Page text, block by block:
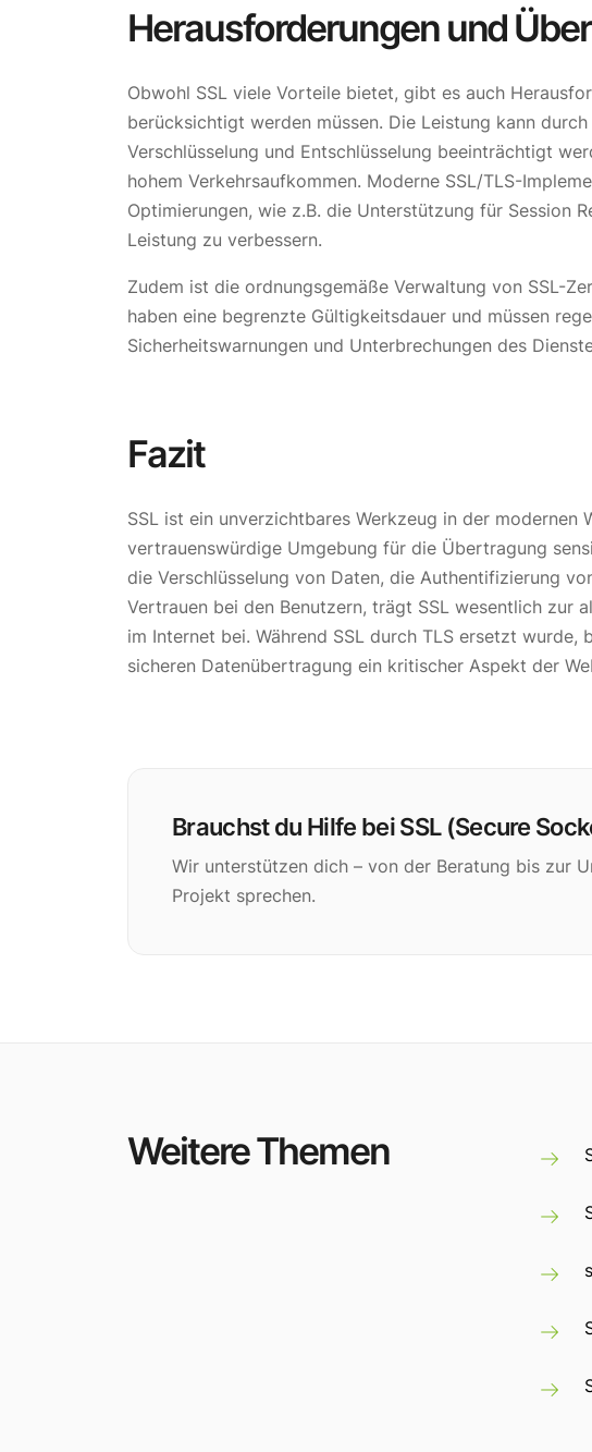
Herausforderungen und
Obwohl SSL viele Vorteile bietet, gibt es auch
berücksichtigt werden müssen. Die Leistung kann
Verschlüsselung und Entschlüsselung beeinträchtigt
hohem Verkehrsaufkommen. Moderne SSL/TLS-
Optimierungen, wie z.B. die Unterstützung für Session
Leistung zu verbessern.
Zudem ist die ordnungsgemäße Verwaltung von SSL-
haben eine begrenzte Gültigkeitsdauer und müssen
Sicherheitswarnungen und Unterbrechungen des
Fazit
SSL ist ein unverzichtbares Werkzeug in der modernen
vertrauenswürdige Umgebung für die Übertragung
die Verschlüsselung von Daten, die Authentifizierung
Vertrauen bei den Benutzern, trägt SSL wesentlich zur
im Internet bei. Während SSL durch TLS ersetzt
sicheren Datenübertragung ein kritischer Aspekt der
Brauchst du Hilfe bei SSL (Secure
Wir unterstützen dich – von der Beratung bis zur
Projekt sprechen.
Weitere Themen